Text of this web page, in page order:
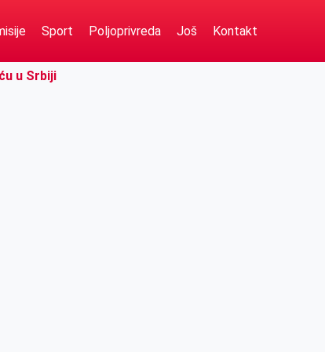
Sport Poljoprivreda Još Kontakt
u Srbiji